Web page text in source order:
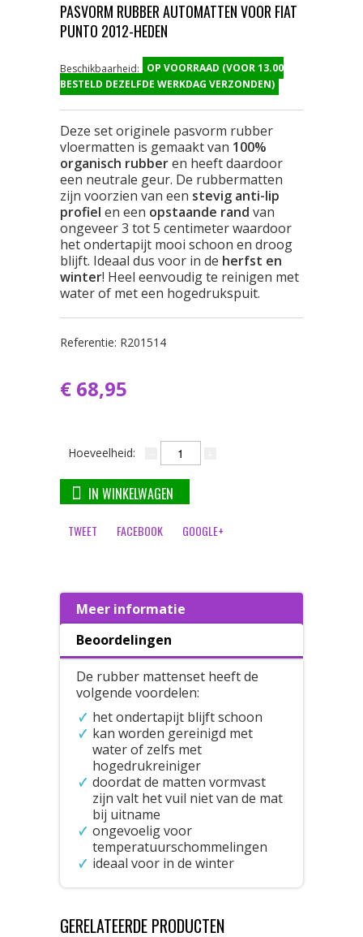
PASVORM RUBBER AUTOMATTEN VOOR FIAT
PUNTO 2012-HEDEN
Beschikbaarheid:
OP VOORRAAD (VOOR 13.00
BESTELD DEZELFDE WERKDAG VERZONDEN)
Deze set originele pasvorm rubber
vloermatten is gemaakt van 100%
organisch rubberen heeft daardoor
een neutrale geur. De rubbermatten
zijn voorzien van een stevig anti-lip
profiel en een opstaande rand van
ongeveer 3 tot 5 centimeter waardoor
het ondertapijt mooi schoon en droog
blijft. Ideaal dus voor in de herfst en
winter! Heel eenvoudig te reinigen met
water of met een hogedrukspuit.
Referentie: R201514
€ 68,95
Hoeveelheid:
IN WINKELWAGEN
TWEET FACEBOOK GOOGLE+
Meer informatie
Beoordelingen
De rubber mattenset heeft de
volgende voordelen:
het ondertapijt blijft schoon
kan worden gereinigd met
water of zelfs met
hogedrukreiniger
doordat de matten vormvast
zijn valt het vuil niet van de mat
bij uitname
ongevoelig voor
temperatuurschommelingen
ideaal voor in de winter
GERELATEERDE PRODUCTEN